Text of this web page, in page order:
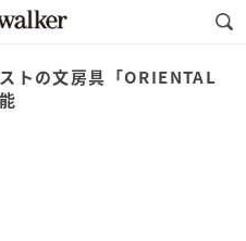
トの文房具「ORIENTAL